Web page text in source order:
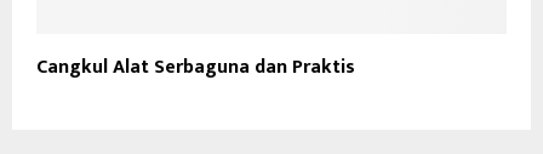
Cangkul Alat Serbaguna dan Praktis